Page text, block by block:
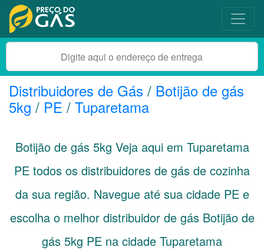
Distribuidores de Gás / Botijão de gás
5kg / PE / Tuparetama
Botijão de gás 5kg Veja aqui em Tuparetama
PE todos os distribuidores de gás de cozinha
da sua região. Navegue até sua cidade PEe
escolha o melhor distribuidor de gás Botijão de
gás 5kg PE na cidade Tuparetama